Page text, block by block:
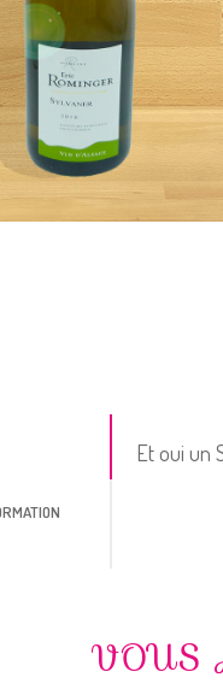
Et oui un
VOUS